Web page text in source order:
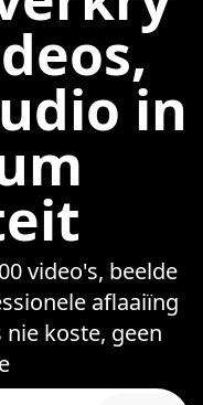
in
video's, beelde
aflaaiïng
koste, geen